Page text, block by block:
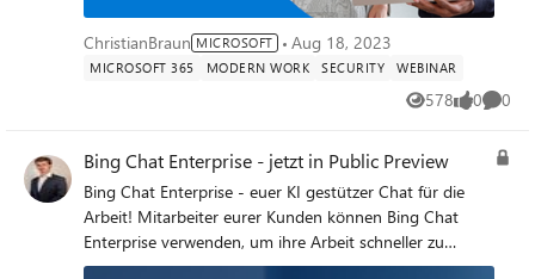
ChristianBraun MICROSOFT Aug 18, 2023
MICROSOFT 365 MODERN WORK SECURITY WEBINAR
578
Views 0
likes 0
Bing Chat Enterprise - jetzt in Public Preview
Bing Chat Enterprise - euer KI gestützer Chat für die
Arbeit! Mitarbeiter eurer Kunden können Bing Chat
Enterprise verwenden, um ihre Arbeit schneller zu
erledigen, kreativer zu sein, oder deren Kunden besser